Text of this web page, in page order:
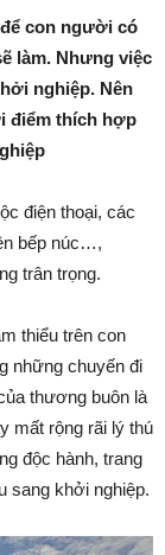
con người có
làm. Nhưng việc
nghiệp. Nên
điểm thích hợp
điện thoại, các
bếp núc…,
trân trọng.
thiểu trên con
những chuyến đi
thương buôn là
mất rộng rãi lý thú
độc hành, trang
sang khởi nghiệp.